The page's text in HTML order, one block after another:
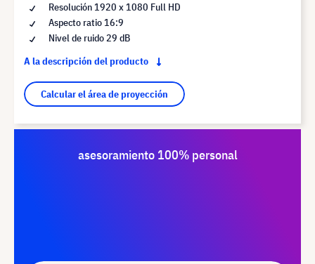
Resolución 1920 x 1080 Full HD
Aspecto ratio 16:9
Nivel de ruido 29 dB
A la descripción del producto
Calcular el área de proyección
asesoramiento 100% personal